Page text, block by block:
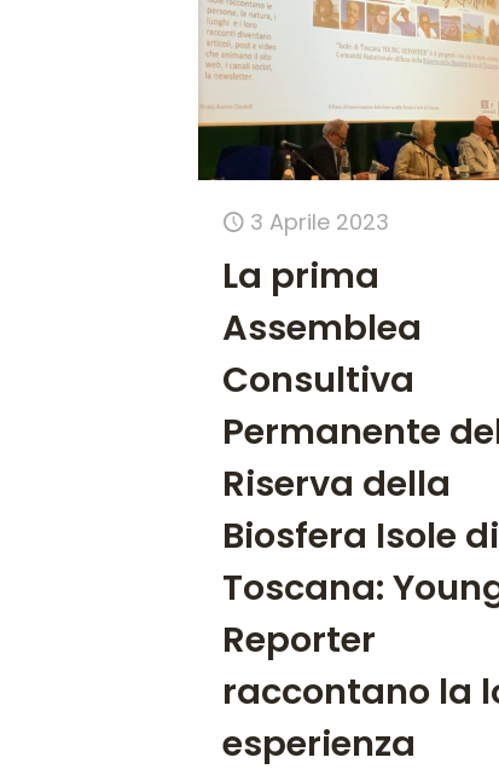
3 Aprile 2023
La prima
Assemblea
Consultiva
Permanente
Riserva della
Biosfera Isole di
Toscana:
Reporter
raccontano la
esperienza